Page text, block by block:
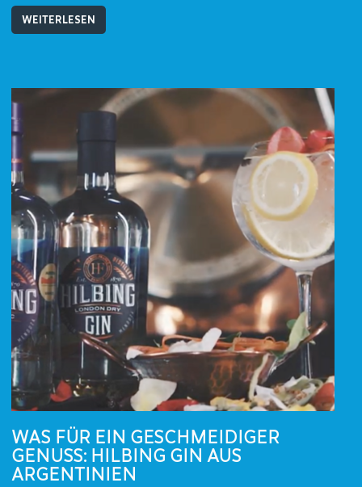
WEITERLESEN
WAS FÜR EIN GESCHMEIDIGER
GENUSS: HILBING GIN AUS
ARGENTINIEN